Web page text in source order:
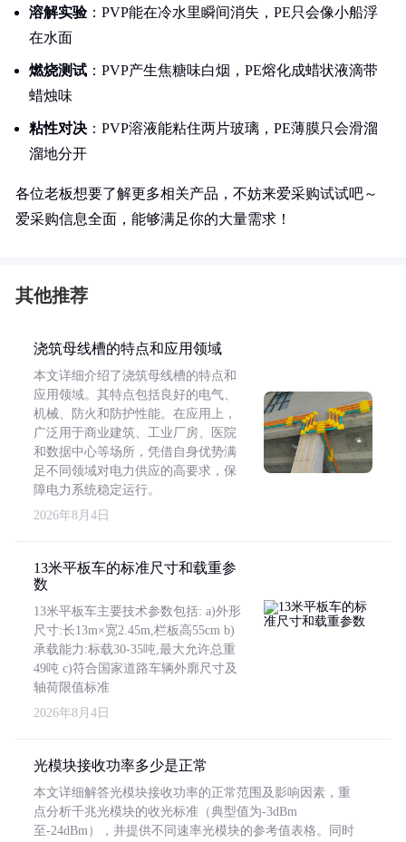
溶解实验：PVP能在冷水里瞬间消失，PE只会像小船浮
在水面
燃烧测试 ：PVP产生焦糖味白烟，PE熔化成蜡状液滴带
蜡烛味
粘性对决 ：PVP溶液能粘住两片玻璃，PE薄膜只会滑溜
溜地分开
各位老板想要了解更多相关产品，不妨来爱采购试试吧～
爱采购信息全面，能够满足你的大量需求！
其他推荐
浇筑母线槽的特点和应用领域
本文详细介绍了浇筑母线槽的特点和
应用领域。其特点包括良好的电气、
机械、防火和防护性能。在应用上，
广泛用于商业建筑、工业厂房、医院
和数据中心等场所，凭借自身优势满
足不同领域对电力供应的高要求，保
障电力系统稳定运行。
2026年8月4日
13米平板车的标准尺寸和载重参
数
13米平板车主要技术参数包括: a)外形
尺寸:长13m×宽2.45m,栏板高55cm b)
承载能力:标载30-35吨,最大允许总重
49吨 c)符合国家道路车辆外廓尺寸及
轴荷限值标准
2026年8月4日
光模块接收功率多少是正常
本文详细解答光模块接收功率的正常范围及影响因素，重
点分析千兆光模块的收光标准（典型值为-3dBm
至-24dBm），并提供不同速率光模块的参考值表格。同时